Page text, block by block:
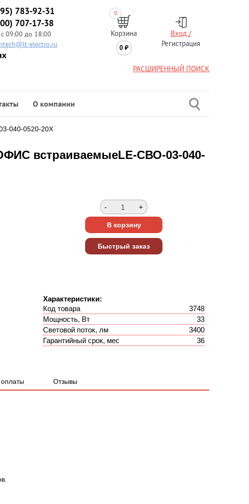
783-92-31
707-17-38
09:00 до 18:00
electro.ru
0
Корзина
0 ₽
Вход /
Регистрация
РАСШИРЕННЫЙ ПОИСК
О компании
040-0520-20Х
встраиваемыеLE-СВО-03-040-
Характеристики:
Код товара
3748
Мощность, Вт
33
Световой поток, лм
3400
Гарантийный срок, мес
36
Отзывы